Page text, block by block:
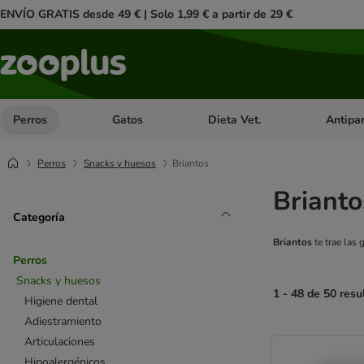
ENVÍO GRATIS desde 49 € | Solo 1,99 € a partir de 29 €
Perros Menú de categoria abierto: Perros
Gatos Menú de categoria abierto: Gatos
Dieta Vet. Menú
Perros Snacks y huesos Briantos
Categoría
Perros
Snacks y huesos
Higiene dental
Adiestramiento
Articulaciones
Briantoste trae las
1 - 48 de 50